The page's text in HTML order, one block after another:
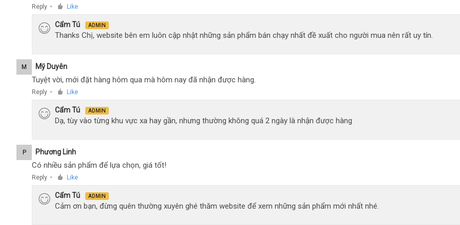
Reply ● Like
Cẩm Tú ADMIN
Thanks Chị, website bên em luôn cập nhật những sản phẩm bán chạy nhất đề xuất cho người mua nên rất uy tín.
M Mỹ Duyên
Tuyệt vời, mới đặt hàng hôm qua mà hôm nay đã nhận được hàng.
Reply ● Like
Cẩm Tú ADMIN
Dạ, tùy vào từng khu vực xa hay gần, nhưng thường không quá 2 ngày là nhận được hàng
P Phương Linh
Có nhiều sản phẩm để lựa chọn, giá tốt!
Reply ● Like
Cẩm Tú ADMIN
Cảm ơn bạn, đừng quên thường xuyên ghé thăm website để xem những sản phẩm mới nhất nhé.